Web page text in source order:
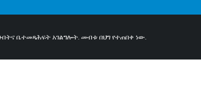
ቤተመጻሕፍት አገልግሎት. መብቱ በህግ የተጠበቀ ነው.